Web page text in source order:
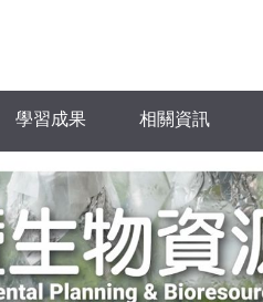
學習成果 相關資訊